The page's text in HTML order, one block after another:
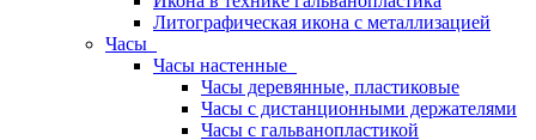
Литографическая икона с металлизацией
Часы
Часы настенные
Часы деревянные, пластиковые
Часы с дистанционными держателями
Часы с гальванопластикой